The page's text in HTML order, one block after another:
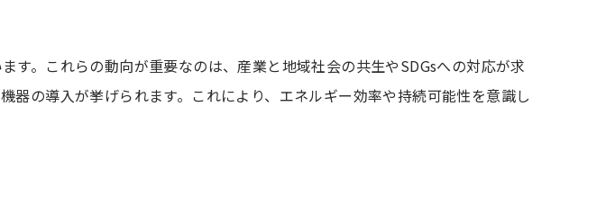
慮型建築のポイント
れるエコ建築技術
。これらの動向が重要なのは、産業と地域社会の共生やSDGsへの対応が求
の導入が挙げられます。これにより、エネルギー効率や持続可能性を意識し